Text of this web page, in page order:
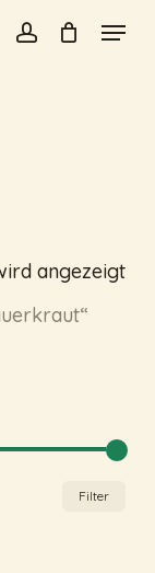
account
Menu
angezeigt
Filter